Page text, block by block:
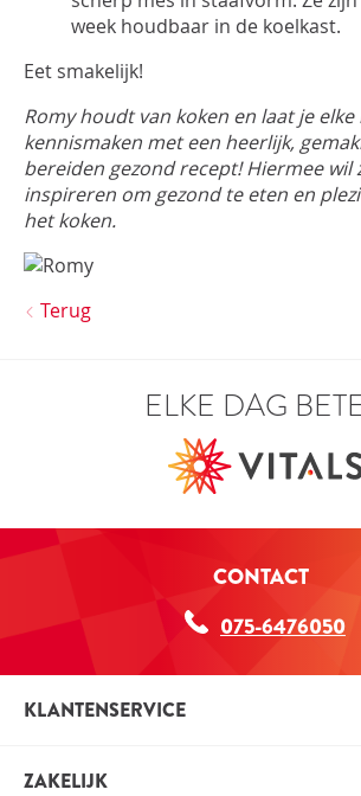
week houdbaar in de koelkast.
Eet smakelijk!
Romy houdt van koken en laat je elke
kennismaken met een heerlijk,
bereiden gezond recept! Hiermee wil
inspireren om gezond te eten en
het koken.
Terug
ELKE DAG
CONTACT
075-6476050
KLANTENSERVICE
ZAKELIJK